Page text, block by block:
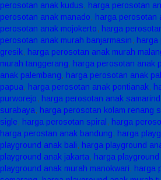
perosotan anak kudus, harga perosotan
perosotan anak manado, harga perosotan
perosotan anak mojokerto, harga
perosotan anak murah banjarmasin, harga
gresik, harga perosotan anak murah
murah tanggerang, harga perosotan anak
anak palembang, harga perosotan anak
papua, harga perosotan anak pontianak,
purworejo, harga perosotan anak
surabaya, harga perosotan kolam renang
sigle, harga perosotan spiral , harga
harga perostan anak bandung, harga
playground anak bali, harga playground
playground anak jakarta, harga
playground anak murah manokwari, harga